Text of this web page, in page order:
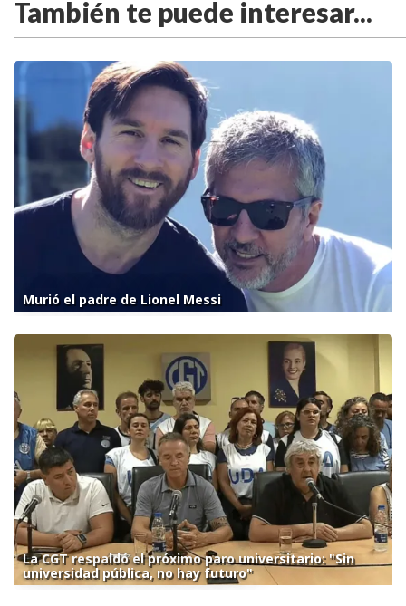
También te puede interesar...
Murió el padre de Lionel Messi
La CGT respaldó el próximo paro universitario: "Sin
universidad pública, no hay futuro"